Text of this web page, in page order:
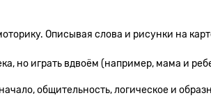
Описывая слова и рисунки на
но играть вдвоём (например, мама и
общительность, логическое и